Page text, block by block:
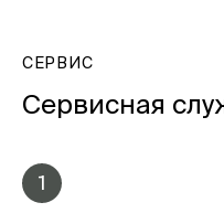
СЕРВИС
Сервисная
1